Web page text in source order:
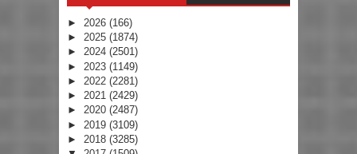
► 2026 (166)
► 2025 (1874)
► 2024 (2501)
► 2023 (1149)
► 2022 (2281)
► 2021 (2429)
► 2020 (2487)
► 2019 (3109)
► 2018 (3285)